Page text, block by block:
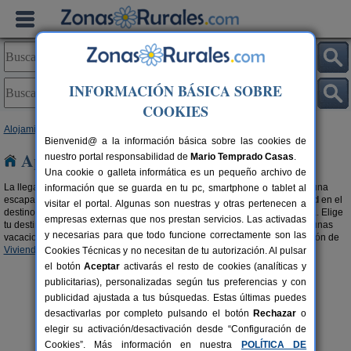
Alojamientos
Apartamentos en Valladolid
La llegada de las vacaciones y los días festivos son sinónimos de hacer una
escapada. Desconecta y disfruta alalquilar un apartamento en Valladolid en el
destino que deseas. Días de de relax con la comodidad de tu propia casa. Elige
tu destino, mira los apartamentos disponibles e infórmate, disfrutarás de unas
vacaciones únicas. También te recomendamos buscar en nuestra selección de
Viviendas turísticas en Valladolid .
INFORMACIÓN BÁSICA SOBRE
COOKIES
Bienvenid@ a la información básica sobre las cookies de
nuestro portal responsabilidad de Mario Temprado Casas.
Una cookie o galleta informática es un pequeño archivo de
información que se guarda en tu pc, smartphone o tablet al
visitar el portal. Algunas son nuestras y otras pertenecen a
empresas externas que nos prestan servicios. Las activadas
y necesarias para que todo funcione correctamente son las
Cookies Técnicas y no necesitan de tu autorización. Al pulsar
el botónAceptar activarás el resto de cookies (analíticas y
publicitarias), personalizadas según tus preferencias y con
publicidad ajustada a tus búsquedas. Estas últimas puedes
desactivarlas por completo pulsando el botón Rechazar o
elegir su activación/desactivación desde “Configuración de
Cookies”. Más información en nuestra
POLÍTICA DE